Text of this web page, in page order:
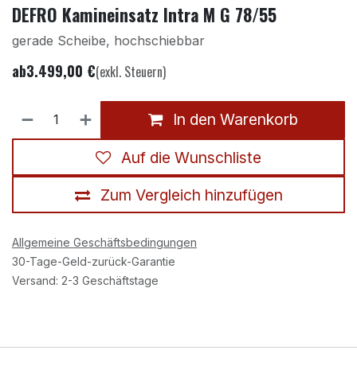
DEFRO Kamineinsatz Intra M G 78/55
gerade Scheibe, hochschiebbar
ab3.499,00 €(exkl. Steuern)
In den Warenkorb
Zum Vergleich hinzufügen
Auf die Wunschliste
Allgemeine Geschäftsbedingungen
30-Tage-Geld-zurück-Garantie
Versand: 2-3 Geschäftstage